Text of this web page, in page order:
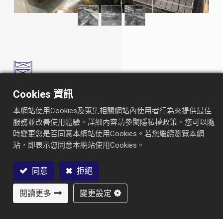
聯絡我們
簡介
工程名稱 ：長榮航空
位置：台灣
整合式鷹架系統，完整覆蓋飛機機翼各區域，讓技術人員可
安全、精確地接觸每一處進行檢查與維修。
該系統在多個作業區之間無縫銜接，結構同時具備穩定性與
彈性，並維持與機體表面安全間距，確保操作安全無虞。
Cookies 資訊
本網站使用Cookies及蒐集相關網站內使用者行為來提供最佳
服務並改善使用體驗。詳細內容請參閱隱私權政策。您可以隨
時變更您是否同意本網站使用Cookies。若您繼續瀏覽本網
站，即表示您同意本網站使用Cookies。
同意 拒絕
閱讀更多 變更設定